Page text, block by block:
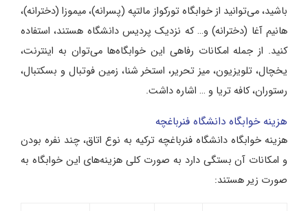
باشید، می‌توانید از خوابگاه تورکواز مالتپه (پسرانه)، میموزا (دخترانه)،
هانیم آغا (دخترانه) و… که نزدیک پردیس دانشگاه هستند، استفاده
کنید. از جمله امکانات رفاهی این خوابگاه‌ها می‌توان به اینترنت،
یخچال، تلویزیون، میز تحریر، استخر شنا، زمین فوتبال و بسکتبال،
رستوران، کافه تریا و … اشاره داشت.
هزینه خوابگاه دانشگاه فنرباغچه
هزینه خوابگاه دانشگاه فنرباغچه ترکیه به نوع اتاق، چند نفره بودن
و امکانات آن بستگی دارد به صورت کلی هزینه‌های این خوابگاه به
صورت زیر هستند: